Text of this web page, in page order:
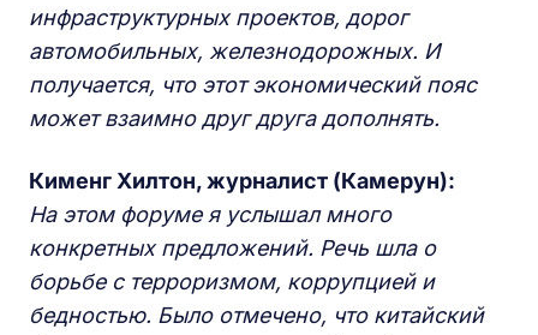
инфраструктурных проектов, дорог
автомобильных, железнодорожных. И
получается, что этот экономический пояс
может взаимно друг друга дополнять.
Кименг Хилтон, журналист (Камерун):
На этом форуме я услышал много
конкретных предложений. Речь шла о
борьбе с терроризмом, коррупцией и
бедностью. Было отмечено, что китайский